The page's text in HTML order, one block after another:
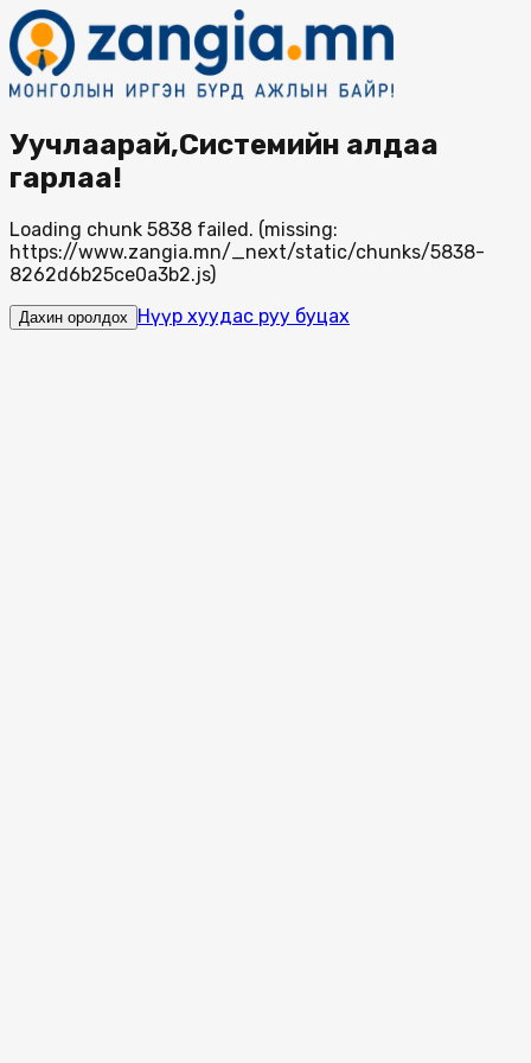
Уучлаарай,Системийн алдаа
гарлаа!
Loading chunk 5838 failed. (missing:
https://www.zangia.mn/_next/static/chunks/5838-
8262d6b25ce0a3b2.js)
Дахин оролдох Нүүр хуудас руу буцах